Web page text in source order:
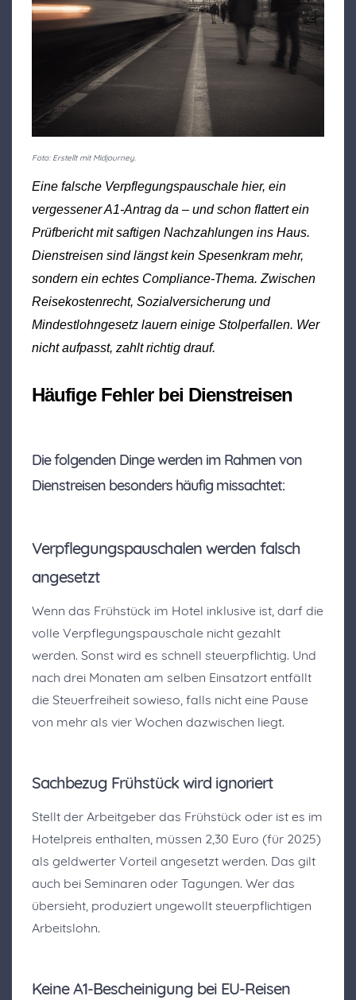
Foto: Erstellt mit Midjourney.
Eine falsche Verpflegungspauschale hier, ein
vergessener A1-Antrag da – und schon flattert ein
Prüfbericht mit saftigen Nachzahlungen ins Haus.
Dienstreisen sind längst kein Spesenkram mehr,
sondern ein echtes Compliance-Thema. Zwischen
Reisekostenrecht, Sozialversicherung und
Mindestlohngesetz lauern einige Stolperfallen. Wer
nicht aufpasst, zahlt richtig drauf.
Häufige Fehler bei Dienstreisen
Die folgenden Dinge werden im Rahmen von
Dienstreisen besonders häufig missachtet:
Verpflegungspauschalen werden falsch
angesetzt
Wenn das Frühstück im Hotel inklusive ist, darf die
volle Verpflegungspauschale nicht gezahlt
werden. Sonst wird es schnell steuerpflichtig. Und
nach drei Monaten am selben Einsatzort entfällt
die Steuerfreiheit sowieso, falls nicht eine Pause
von mehr als vier Wochen dazwischen liegt.
Sachbezug Frühstück wird ignoriert
Stellt der Arbeitgeber das Frühstück oder ist es im
Hotelpreis enthalten, müssen 2,30 Euro (für 2025)
als geldwerter Vorteil angesetzt werden. Das gilt
auch bei Seminaren oder Tagungen. Wer das
übersieht, produziert ungewollt steuerpflichtigen
Arbeitslohn.
Keine A1-Bescheinigung bei EU-Reisen